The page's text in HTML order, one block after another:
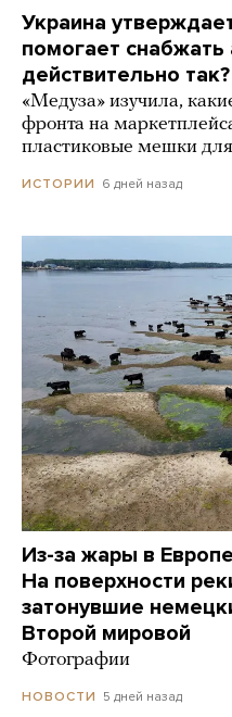
Украина
помогает
действительно так?
«Медуза» изучила,
фронта на
пластиковые мешки
ИСТОРИИ 6 дней назад
Из-за жары в
На поверхности
затонувшие
Второй мировой
Фотографии
НОВОСТИ 5 дней назад